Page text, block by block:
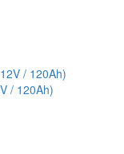
/ 120Ah)